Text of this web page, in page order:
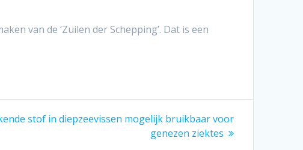
van de ‘Zuilen der Schepping’. Dat is een
stof in diepzeevissen mogelijk bruikbaar voor
genezen ziektes